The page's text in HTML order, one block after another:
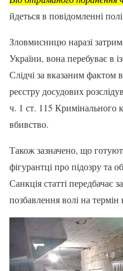
йдеться в повідомленні
Зловмисницю наразі
України, вона перебуває в
Слідчі за вказаним фактом
реєстру досудових
ч. 1 ст. 115 Кримінального
вбивство.
Також зазначено, що
фігурантці про підозру та
Санкція статті передбачає
позбавлення волі на термін